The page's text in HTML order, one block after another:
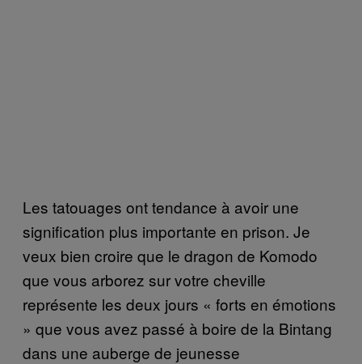
Les tatouages ont tendance à avoir une
signification plus importante en prison. Je
veux bien croire que le dragon de Komodo
que vous arborez sur votre cheville
représente les deux jours « forts en émotions
» que vous avez passé à boire de la Bintang
dans une auberge de jeunesse